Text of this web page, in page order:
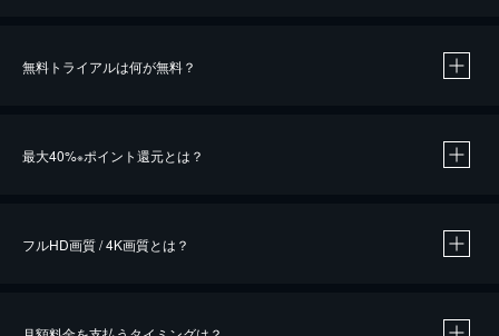
無料トライアルは何が無料？
最大40%※ポイント還元とは？
フルHD画質 / 4K画質とは？